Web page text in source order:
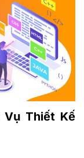
Vụ Thiết Kế